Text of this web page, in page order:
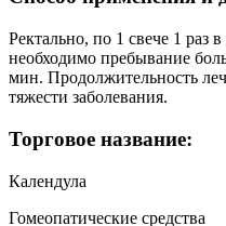
Ректально, по 1 свече 1 раз
необходимо пребывание
мин. Продолжительность
тяжести заболевания.
Торговое название:
Календула
Гомеопатические средства